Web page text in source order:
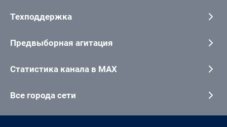
Техподдержка
Предвыборная агитация
Статистика канала в MAX
Все города сети